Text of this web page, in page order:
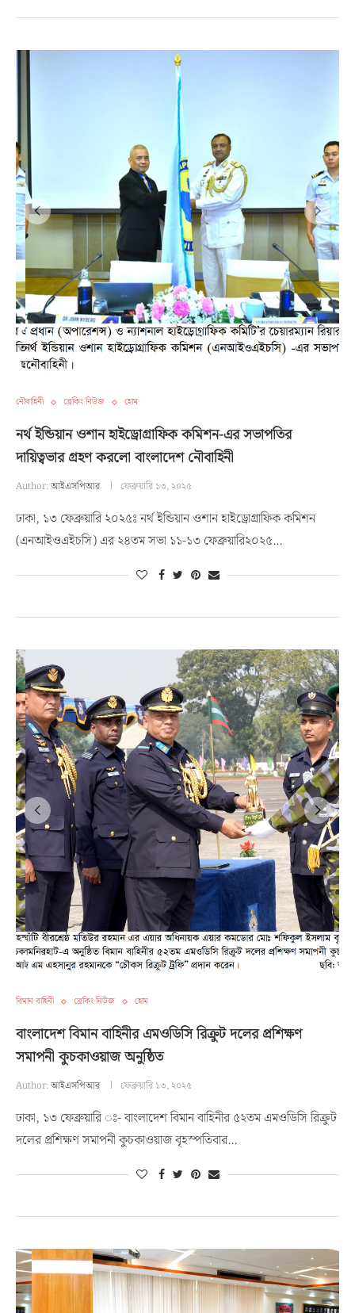
নৌবাহিনী ব্রেকিং নিউজ হোম
নর্থ ইন্ডিয়ান ওশান হাইড্রোগ্রাফিক কমিশন-এর সভাপতির
দায়িত্বভার গ্রহণ করলো বাংলাদেশ নৌবাহিনী
Author:আইএসপিআর ফেব্রুয়ারি ১৩, ২০২৫
ঢাকা, ১৩ ফেব্রুয়ারি ২০২৫ঃ নর্থ ইন্ডিয়ান ওশান হাইড্রোগ্রাফিক কমিশন
(এনআইওএইচসি) এর ২৪তম সভা ১১-১৩ ফেব্রুয়ারি২০২৫…
বিমান বাহিনী ব্রেকিং নিউজ হোম
বাংলাদেশ বিমান বাহিনীর এমওডিসি রিক্রুট দলের প্রশিক্ষণ
সমাপনী কুচকাওয়াজ অনুষ্ঠিত
Author:আইএসপিআর ফেব্রুয়ারি ১৩, ২০২৫
ঢাকা, ১৩ ফেব্রুয়ারি ঃ- বাংলাদেশ বিমান বাহিনীর ৫২তম এমওডিসি রিক্রুট
দলের প্রশিক্ষণ সমাপনী কুচকাওয়াজ বৃহস্পতিবার…